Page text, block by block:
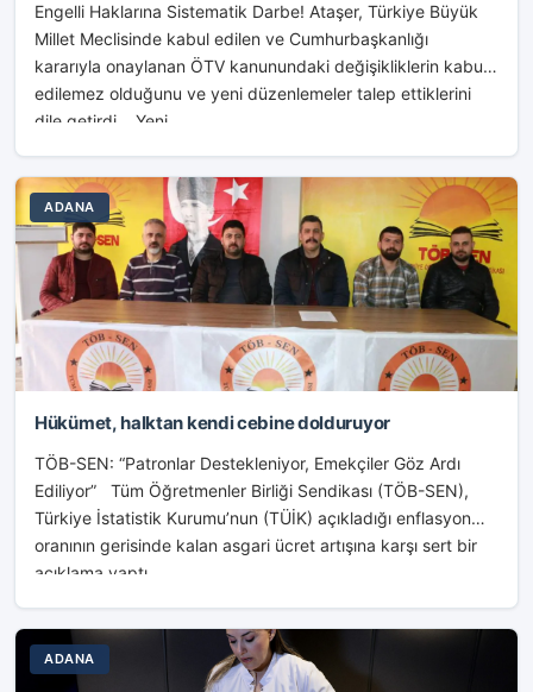
Engelli Haklarına Sistematik Darbe! Ataşer, Türkiye Büyük
Millet Meclisinde kabul edilen ve Cumhurbaşkanlığı
kararıyla onaylanan ÖTV kanunundaki değişikliklerin kabul
edilemez olduğunu ve yeni düzenlemeler talep ettiklerini
dile getirdi. Yeni...
ADANA
Hükümet, halktan kendi cebine dolduruyor
TÖB-SEN: “Patronlar Destekleniyor, Emekçiler Göz Ardı
Ediliyor” Tüm Öğretmenler Birliği Sendikası (TÖB-SEN),
Türkiye İstatistik Kurumu’nun (TÜİK) açıkladığı enflasyon
oranının gerisinde kalan asgari ücret artışına karşı sert bir
açıklama yaptı....
ADANA